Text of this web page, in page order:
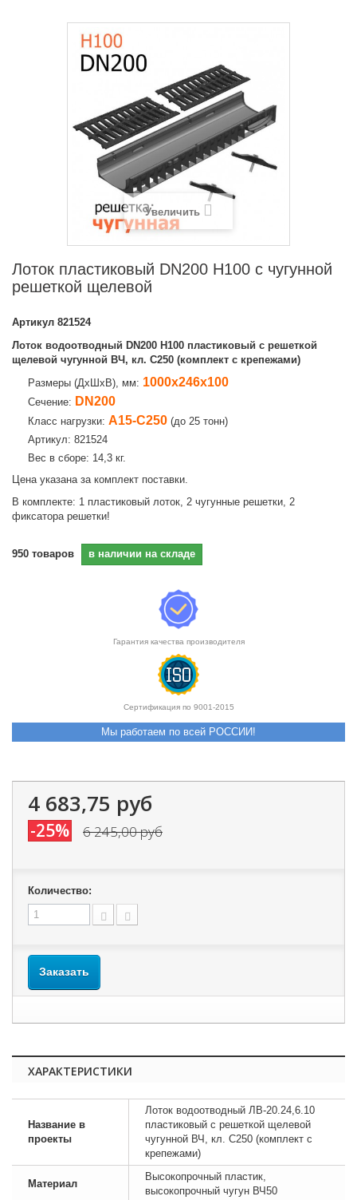
Увеличить
Лоток пластиковый DN200 H100 с чугунной
решеткой щелевой
Артикул 821524
Лоток водоотводный DN200 H100 пластиковый с решеткой
щелевой чугунной ВЧ, кл. C250 (комплект с крепежами)
Размеры (ДхШхВ), мм: 1000х246х100
Сечение: DN200
Класс нагрузки: A15-C250 (до 25 тонн)
Артикул: 821524
Вес в сборе: 14,3 кг.
Цена указана за комплект поставки.
В комплекте: 1 пластиковый лоток, 2 чугунные решетки, 2
фиксатора решетки!
950 товаров в наличии на складе
Гарантия качества производителя
Сертификация по 9001-2015
Мы работаем по всей РОССИИ!
4 683,75 руб
-25% 6 245,00 руб
Количество:
Заказать
ХАРАКТЕРИСТИКИ
Название в
проекты
Лоток водоотводный ЛВ-20.24,6.10
пластиковый с решеткой щелевой
чугунной ВЧ, кл. C250 (комплект с
крепежами)
Материал
Высокопрочный пластик,
высокопрочный чугун ВЧ50